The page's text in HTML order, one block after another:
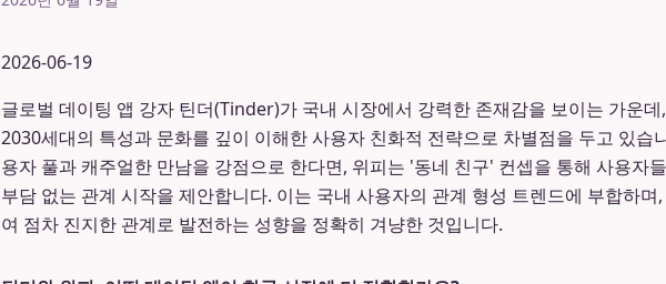
2026-06-19
글로벌 데이팅 앱 강자 틴더(Tinder)가 국내 시장에서 강력한 존재감을 보이는 가운데
2030세대의 특성과 문화를 깊이 이해한 사용자 친화적 전략으로 차별점을 두고 있습
용자 풀과 캐주얼한 만남을 강점으로 한다면, 위피는 '동네 친구' 컨셉을 통해 사용자
부담 없는 관계 시작을 제안합니다. 이는 국내 사용자의 관계 형성 트렌드에 부합하
여 점차 진지한 관계로 발전하는 성향을 정확히 겨냥한 것입니다.